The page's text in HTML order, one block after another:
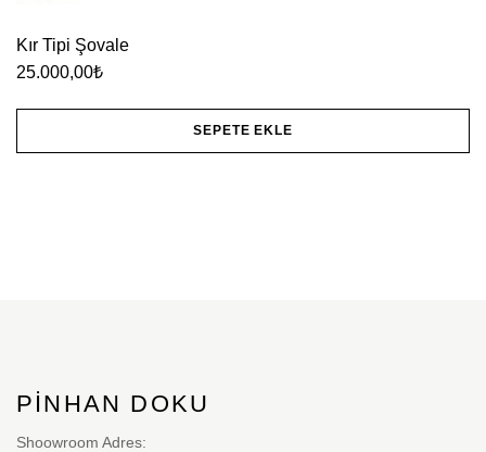
Kır Tipi Şovale
25.000,00₺
SEPETE EKLE
PINHAN DOKU
Shoowroom Adres: